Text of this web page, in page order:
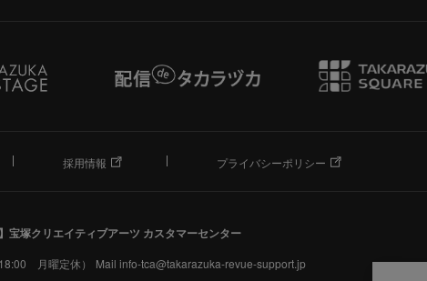
採用情報 プライバシーポリシー
宝塚クリエイティブアーツ カスタマーセンター
月曜定休） Mail info-tca@takarazuka-revue-support.jp